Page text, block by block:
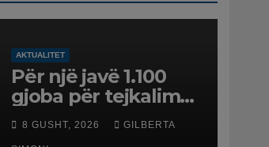
AKTUALITET
Për një javë 1.100
gjoba për tejkalim
shpejtësie, Rama
publikon videon:
8 GUSHT, 2026 GILBERTA